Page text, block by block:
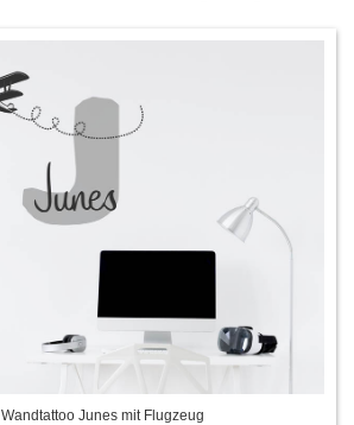
Wandtattoo Junes mit Flugzeug